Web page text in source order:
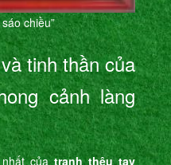
chiều”
tinh thần của
cảnh làng
củatranh thêu tay